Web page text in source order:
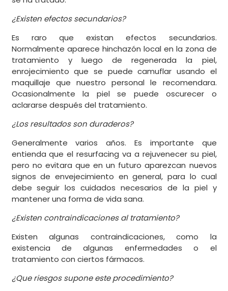
¿Existen efectos secundarios?
Es raro que existan efectos secundarios.
Normalmente aparece hinchazón local en la zona de
tratamiento y luego de regenerada la piel,
enrojecimiento que se puede camuflar usando el
maquillaje que nuestro personal le recomendara.
Ocasionalmente la piel se puede oscurecer o
aclararse después del tratamiento.
¿Los resultados son duraderos?
Generalmente varios años. Es importante que
entienda que el resurfacing va a rejuvenecer su piel,
pero no evitara que en un futuro aparezcan nuevos
signos de envejecimiento en general, para lo cual
debe seguir los cuidados necesarios de la piel y
mantener una forma de vida sana.
¿Existen contraindicaciones al tratamiento?
Existen algunas contraindicaciones, como la
existencia de algunas enfermedades o el
tratamiento con ciertos fármacos.
¿Que riesgos supone este procedimiento?